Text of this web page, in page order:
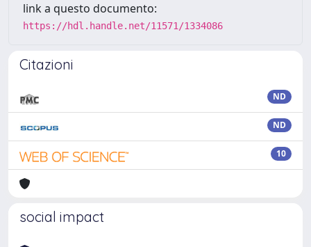
link a questo documento:
https://hdl.handle.net/11571/1334086
Citazioni
ND
ND
10
social impact